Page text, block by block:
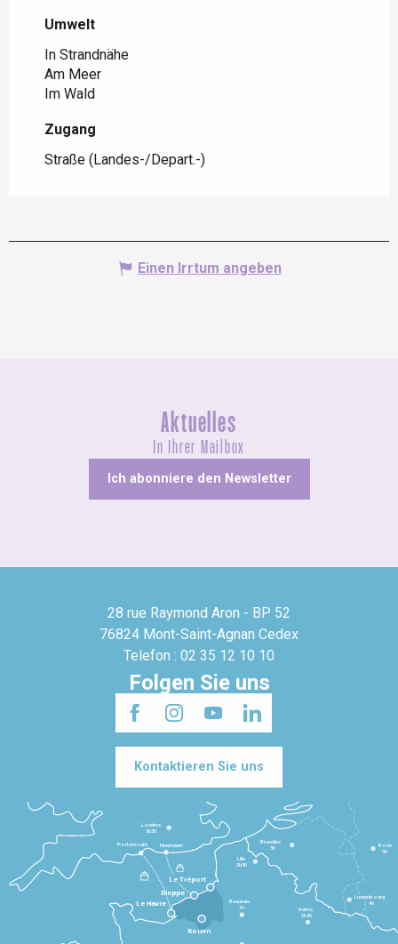
Umwelt
Umwelt
In Strandnähe
Am Meer
Im Wald
Zugang
Zugang
Straße (Landes-/Depart.-)
Einen Irrtum angeben
Aktuelles
In Ihrer Mailbox
Ich abonniere den Newsletter
28 rue Raymond Aron - BP 52
76824 Mont-Saint-Agnan Cedex
Telefon : 02 35 12 10 10
Folgen Sie uns
Kontaktieren Sie uns
Le Havre
Dieppe
Le Tréport
Beauvais
1h
Reims
2h45
Lille
2h30
Bruxelles
3h
Londres
3h30
Newhaven
Portsmouth
Bonn
5h
Luxembourg
4h
Rouen